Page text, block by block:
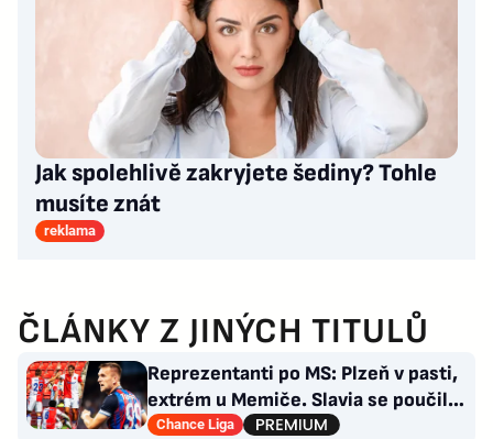
Jak spolehlivě zakryjete šediny? Tohle
musíte znát
reklama
ČLÁNKY Z JINÝCH TITULŮ
Reprezentanti po MS: Plzeň v pasti,
extrém u Memiče. Slavia se poučila,
co Sparta?
Chance Liga